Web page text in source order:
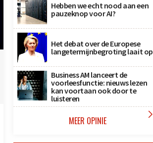
Hebben we echt nood aan een
pauzeknop voor AI?
Het debat over de Europese
langetermijnbegroting laait op
Business AM lanceert de
voorleesfunctie: nieuws lezen
kan voortaan ook door te
luisteren
MEER OPINIE 